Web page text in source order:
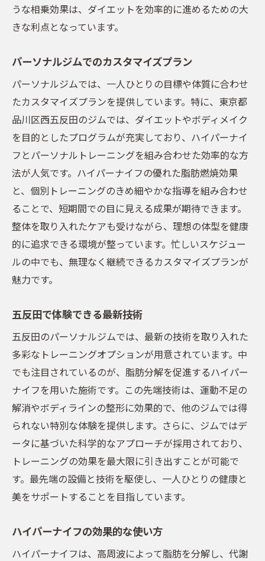
うな相乗効果は、ダイエットを効率的に進めるための大
きな利点となっています。
パーソナルジムでのカスタマイズプラン
パーソナルジムでは、一人ひとりの目標や体質に合わせ
たカスタマイズプランを提供しています。特に、東京都
品川区西五反田のジムでは、ダイエットやボディメイク
を目的としたプログラムが充実しており、ハイパーナイ
フとパーソナルトレーニングを組み合わせた効率的な方
法が人気です。ハイパーナイフの優れた脂肪燃焼効果
と、個別トレーニングのきめ細やかな指導を組み合わせ
ることで、短期間での目に見える成果が期待できます。
整体を取り入れたケアも受けながら、理想の体型を健康
的に追求できる環境が整っています。忙しいスケジュー
ルの中でも、無理なく継続できるカスタマイズプランが
魅力です。
五反田で体験できる最新技術
五反田のパーソナルジムでは、最新の技術を取り入れた
多彩なトレーニングオプションが用意されています。中
でも注目されているのが、脂肪分解を促進するハイパー
ナイフを用いた施術です。この先端技術は、運動不足の
解消やボディラインの整形に効果的で、他のジムでは得
られない特別な体験を提供します。さらに、ジムではデ
ータに基づいた科学的なアプローチが採用されており、
トレーニングの効果を最大限に引き出すことが可能で
す。最先端の設備と技術を駆使し、一人ひとりの健康と
美をサポートすることを目指しています。
ハイパーナイフの効果的な使い方
ハイパーナイフは、高周波によって脂肪を分解し、代謝